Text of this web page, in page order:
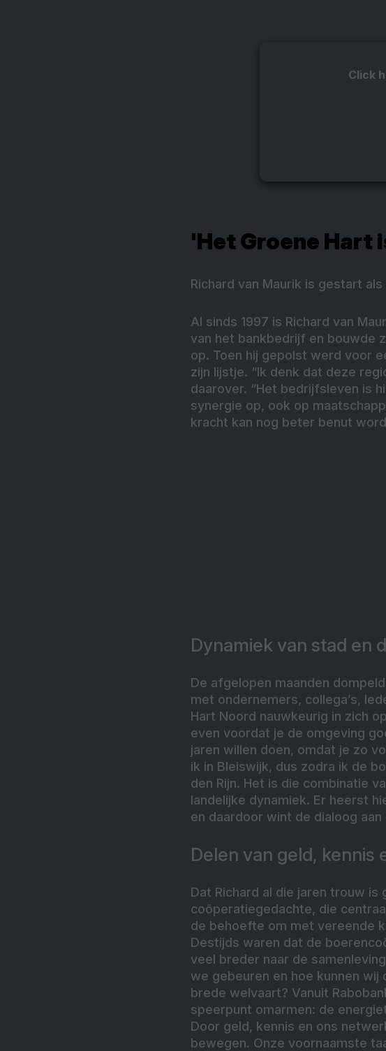
Click
'Het Groene Hart
Richard van Maurik is gestart
Al sinds 1997 is Richard van
van het bankbedrijf en bouwde
op. Toen hij gepolst werd voor
zijn lijstje. “Ik denk dat deze
daarover. “Het bedrijfsleven is
synergie op, ook op
kracht kan nog beter benut
Dynamiek van stad en
De afgelopen maanden
met ondernemers, collega’s,
Hart Noord nauwkeurig in zich
even voordat je de omgeving
jaren willen doen, omdat je zo
ik in Bleiswijk, dus zodra ik de
den Rijn. Het is die combinatie
landelijke dynamiek. Er heerst
en daardoor wint de dialoog
Delen van geld, kennis
Dat Richard al die jaren trouw
coöperatiegedachte, die
de behoefte om met vereende
Destijds waren dat de
veel breder naar de
we gebeuren en hoe kunnen wij
brede welvaart? Vanuit
speerpunt omarmen: de
Door geld, kennis en ons
bewegen. Onze voornaamste